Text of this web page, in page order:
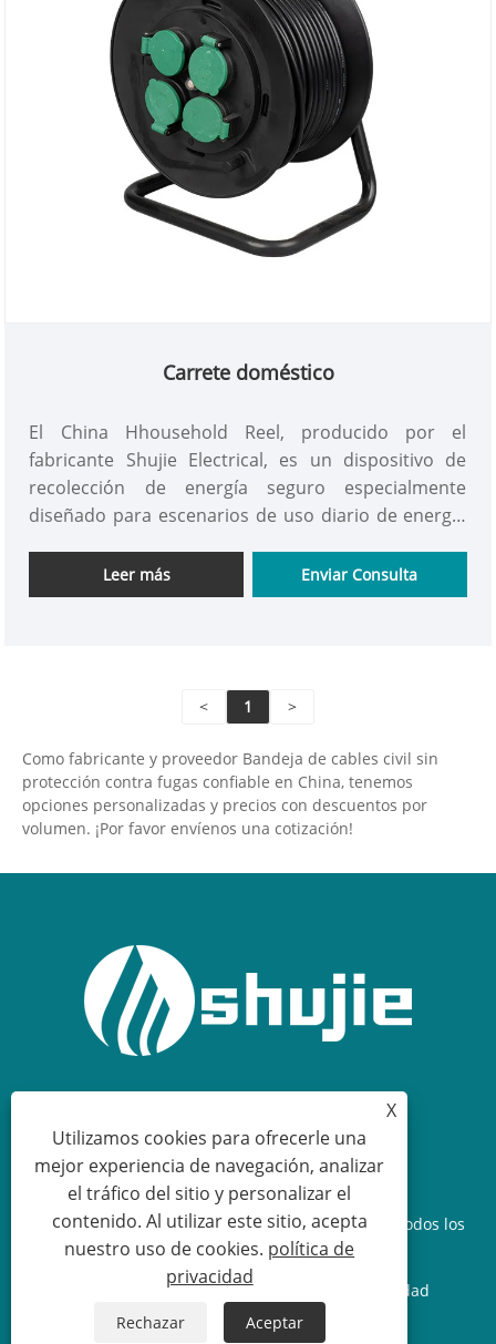
desordenados.
Carrete doméstico
El China Hhousehold Reel, producido por el
fabricante Shujie Electrical, es un dispositivo de
recolección de energía seguro especialmente
diseñado para escenarios de uso diario de energía
bobina habituales y de los modelos industriales. Sus
principales puntos de venta son "una adaptación
que no ocupa espacio en el hogar. Está equipado
universales. Puede resolver el problema del rango
limitado de recolección de energía en el hogar y
garantizar la seguridad del uso de energía en el
fugas incorporado.
Leer más Enviar Consulta
< 1 >
Como fabricante y proveedor Bandeja de cables civil sin
protección contra fugas confiable en China, tenemos
opciones personalizadas y precios con descuentos por
volumen. ¡Por favor envíenos una cotización!
sales.shujie@163.com
Copyright © 2026 Cixi Shujie Electric Co., Limited Todos los
derechos reservados.
Sitemap RSS XML política de privacidad
X
Utilizamos cookies para ofrecerle una
mejor experiencia de navegación, analizar
el tráfico del sitio y personalizar el
contenido. Al utilizar este sitio, acepta
nuestro uso de cookies. política de
privacidad
Rechazar Aceptar